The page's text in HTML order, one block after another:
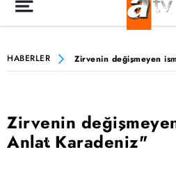
HABERLER Zirvenin değişmeyen
Zirvenin
Anlat Karadeniz"